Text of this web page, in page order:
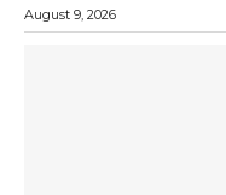
August 9, 2026